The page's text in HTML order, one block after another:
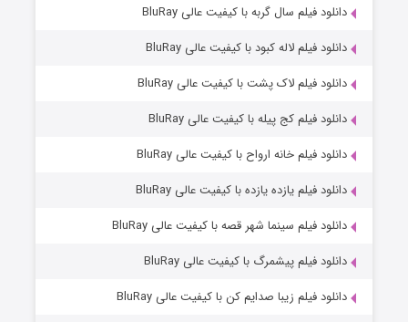
قسمت۷ (زیرنویس) منتشر شد دانلود فیلم سال گربه با کیفیت عالی BluRay
دانلود فیلم لاله کبود با کیفیت عالی BluRay
دانلود فیلم لاک پشت با کیفیت عالی BluRay
دانلود فیلم کج‌ پیله با کیفیت عالی BluRay
دانلود فیلم خانه ارواح با کیفیت عالی BluRay
دانلود فیلم یازده یازده با کیفیت عالی BluRay
دانلود فیلم سینما شهر قصه با کیفیت عالی BluRay
دانلود فیلم پیشمرگ با کیفیت عالی BluRay
دانلود فیلم زیبا صدایم کن با کیفیت عالی BluRay